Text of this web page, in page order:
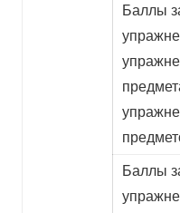
Баллы
Баллы